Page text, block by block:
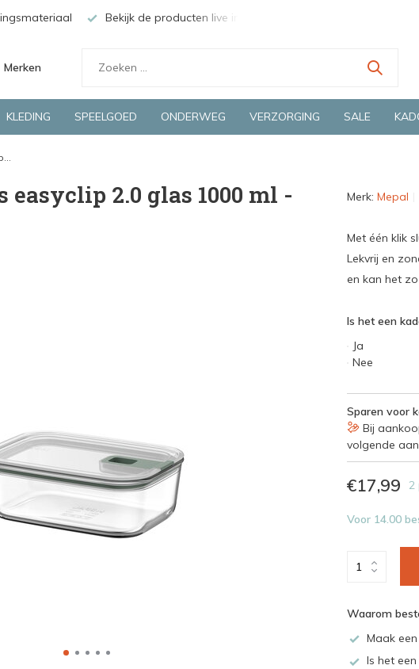
Bekijk de producten live in onze winkel in Deventer
Merken
KLEDING SPEELGOED ONDERWEG VERZORGING SALE
2.0 glas 1000 ml -
Merk: Mepal
Met één klik
Lekvrij en
en kan het
Is het een
Ja
Nee
Sparen voor
Bij
volgende
€17,99 2
Voor 14.00
Waarom
Maak
Is het